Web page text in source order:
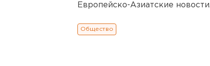
Европейско-Азиатские
Общество